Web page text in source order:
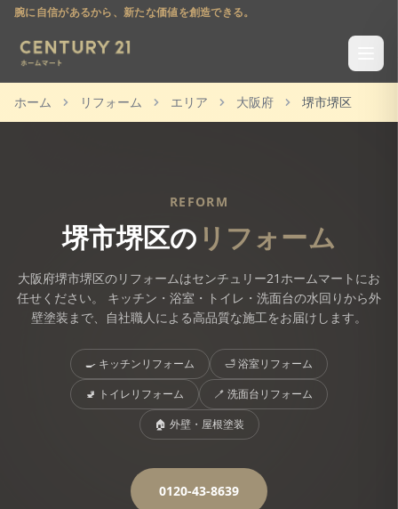
腕に自信があるから、新たな価値を創造できる。
ホーム リフォーム エリア 大阪府 堺市堺区
REFORM
堺市堺区の リフォーム
大阪府堺市堺区のリフォームはセンチュリー21ホームマートにお
任せください。 キッチン・浴室・トイレ・洗面台の水回りから外
壁塗装まで、自社職人による高品質な施工をお届けします。
🍳 キッチンリフォーム 🛁浴室リフォーム
🚽 トイレリフォーム 🪥 洗面台リフォーム
🏠 外壁・屋根塗装
0120-43-8639